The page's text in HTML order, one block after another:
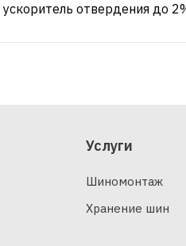
отвердения до
Услуги
Шиномонтаж
Хранение шин